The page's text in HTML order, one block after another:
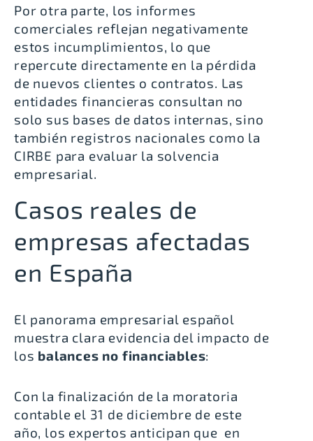
Por otra parte, los informes
comerciales reflejan negativamente
estos incumplimientos, lo que
repercute directamente en la pérdida
de nuevos clientes o contratos. Las
entidades financieras consultan no
solo sus bases de datos internas, sino
también registros nacionales como la
CIRBE para evaluar la solvencia
empresarial.
Casos reales de
empresas afectadas
en España
El panorama empresarial español
muestra clara evidencia del impacto de
los balances no financiables:
Con la finalización de la moratoria
contable el 31 de diciembre de este
año, los expertos anticipan que en